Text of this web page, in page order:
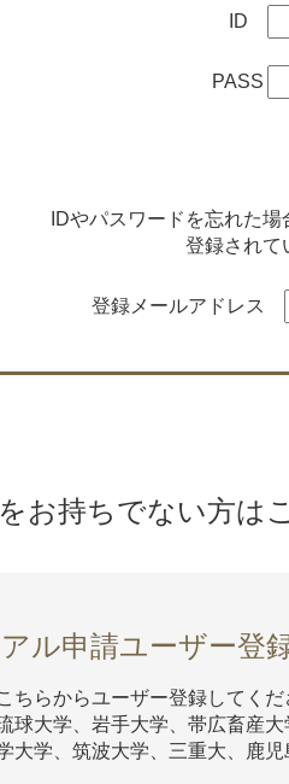
ID
PASS
IDやパスワードを忘れた
登録されて
登録メールアドレス
お持ちでない方は
ル申請ユーザー登
ちらからユーザー登録してくだ
球大学、岩手大学、帯広畜産
大学、筑波大学、三重大、鹿児